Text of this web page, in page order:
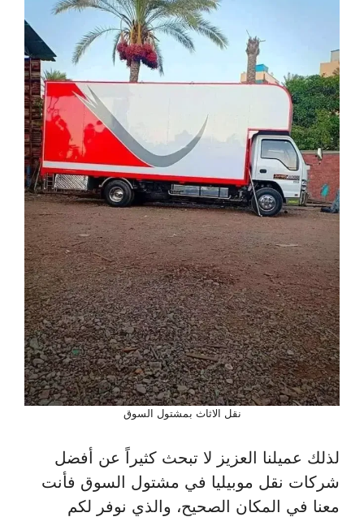
نقل الاثاث بمشتول السوق
لذلك عميلنا العزيز لا تبحث كثيراً عن أفضل
شركات نقل موبيليا في مشتول السوق فأنت
معنا في المكان الصحيح، والذي نوفر لكم